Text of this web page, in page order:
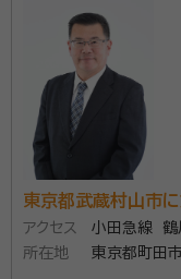
や遺産分割協議書
続きをしてきました。 また、代表の鈴木基先生は
外の分野でも精力
ね続けています。
論文で受賞歴もあり。 相談料は初回無料、19時
土日、訪問などさ
資格等：行政書士・情報
フェッショナル
所属団体： 東京都行政
東京都武蔵村山市
アクセス
小田急線 鶴
くし台セン
所在地 東京都町田市